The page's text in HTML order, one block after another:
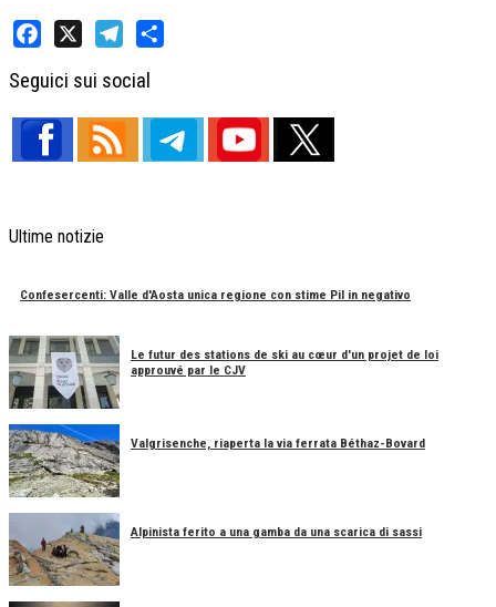
Seguici sui social
Ultime notizie
Confesercenti: Valle d'Aosta unica regione con stime Pil in negativo
Le futur des stations de ski au cœur d'un projet de loi
approuvé par le CJV
Valgrisenche, riaperta la via ferrata Béthaz-Bovard
Alpinista ferito a una gamba da una scarica di sassi